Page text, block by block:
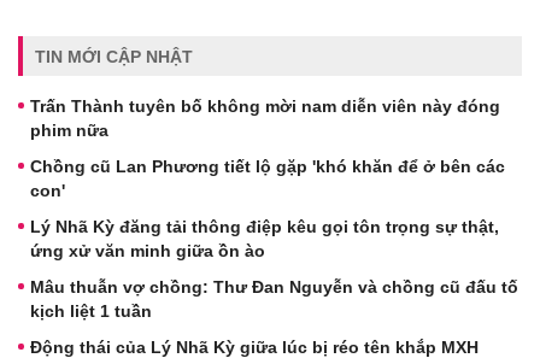
TIN MỚI CẬP NHẬT
Trấn Thành tuyên bố không mời nam diễn viên này đóng
phim nữa
Chồng cũ Lan Phương tiết lộ gặp 'khó khăn để ở bên các
con'
Lý Nhã Kỳ đăng tải thông điệp kêu gọi tôn trọng sự thật,
ứng xử văn minh giữa ồn ào
Mâu thuẫn vợ chồng: Thư Đan Nguyễn và chồng cũ đấu tố
kịch liệt 1 tuần
Động thái của Lý Nhã Kỳ giữa lúc bị réo tên khắp MXH